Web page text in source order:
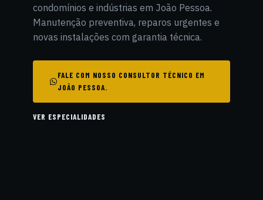
condomínios e indústrias em João Pessoa.
Manutenção preventiva, reparos urgentes e
novas instalações com garantia técnica.
FALE COM NOSSO CONSULTOR TÉCNICO EM
JOÃO PESSOA.
VER ESPECIALIDADES